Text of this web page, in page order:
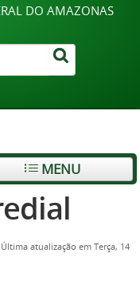
Legislação
Canais
DO AMAZONAS
MENU
Última atualização em Terça, 14